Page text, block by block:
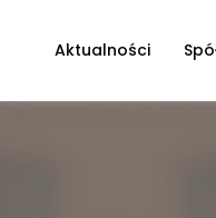
Aktualności